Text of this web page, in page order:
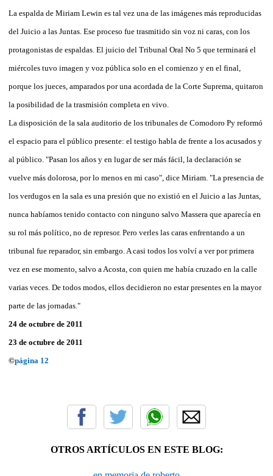
La espalda de Miriam Lewin es tal vez una de las imágenes más reproducidas
del Juicio a las Juntas. Ese proceso fue trasmitido sin voz ni caras, con los
protagonistas de espaldas. El juicio del Tribunal Oral No 5 que terminará el
miércoles tuvo imagen y voz pública solo en el comienzo y en el final,
porque los jueces, amparados por una acordada de la Corte Suprema, quitaron
la posibilidad de la trasmisión completa en vivo.
La disposición de la sala auditorio de los tribunales de Comodoro Py reformó
el espacio para el público presente: el testigo habla de frente a los acusados y
al público. "Pasan los años y en lugar de ser más fácil, la declaración se
vuelve más dolorosa, por lo menos en mi caso", dice Miriam. "La presencia de
los verdugos en la sala es una presión que no existió en el Juicio a las Juntas,
nunca habíamos tenido contacto con ninguno salvo Massera que aparecía en
su rol más político, no de represor. Pero verles las caras enfrentando a un
tribunal fue reparador, sin embargo. A casi todos los volví a ver por primera
vez en ese momento, salvo a Acosta, con quien me había cruzado en la calle
varias veces. De todos modos, ellos decidieron no estar presentes en la mayor
parte de las jornadas."
24 de octubre de 2011
23 de octubre de 2011
©página 12
OTROS ARTÍCULOS EN ESTE BLOG: